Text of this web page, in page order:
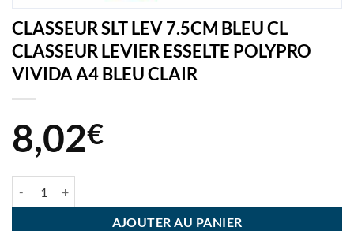
CLASSEUR SLT LEV 7.5CM BLEU CL
CLASSEUR LEVIER ESSELTE POLYPRO
VIVIDA A4 BLEU CLAIR
8,02€
AJOUTER AU PANIER